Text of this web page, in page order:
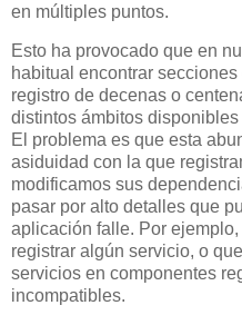
en múltiples puntos.
Esto ha provocado que en
habitual encontrar
registro de decenas o
distintos ámbitos disponibles
El problema es que esta
asiduidad con la que
modificamos sus
pasar por alto detalles que
aplicación falle. Por
registrar algún servicio, o
servicios en componentes
incompatibles.